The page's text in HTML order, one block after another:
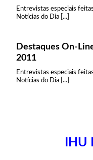
Entrevistas especiais
Notícias do Dia [...]
Destaques On-
2011
Entrevistas especiais
Notícias do Dia [...]
IHU